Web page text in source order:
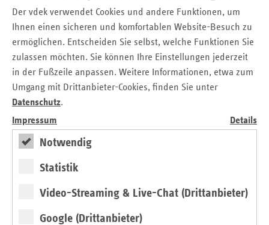
Der vdek verwendet Cookies und andere Funktionen, um
Ihnen einen sicheren und komfortablen Website-Besuch zu
ermöglichen. Entscheiden Sie selbst, welche Funktionen Sie
zulassen möchten. Sie können Ihre Einstellungen jederzeit
in der Fußzeile anpassen. Weitere Informationen, etwa zum
Umgang mit Drittanbieter-Cookies, finden Sie unter
Datenschutz.
Impressum
Details
Notwendig
Statistik
Video-Streaming & Live-Chat (Drittanbieter)
Google (Drittanbieter)
untersucht, was Versicherte von einer guten
Krankenhausversorgung erwarten. Dabei zeigte sich, dass
88 Prozent der Befragten, bis zu einer Stunde oder mehr
Fahrtzeit in Kauf nehmen würden, um ein spezialisiertes
Krankenhaus aufzusuchen. Dabei gibt es leichte
Abweichungen bei der ländlichen und städtischen
Bevölkerung und altersbedingte Unter-schiede. Jüngere
würden längere Fahrzeiten in Kauf nehmen als Ältere. Auf
die Frage, ob für einen geplanten Eingriff lieber ein
wohnortnahes kleines Krankenhaus oder eine spezialisierte
die Spezialklinik.
Es zeigt sich, dass es bei Versicherten durchaus eine